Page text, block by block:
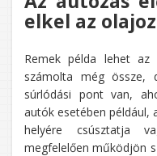
elkel az
Remek példa lehet az
számolta még össze,
súrlódási pont van,
autók esetében például,
helyére csúsztatja
megfelelően működjön